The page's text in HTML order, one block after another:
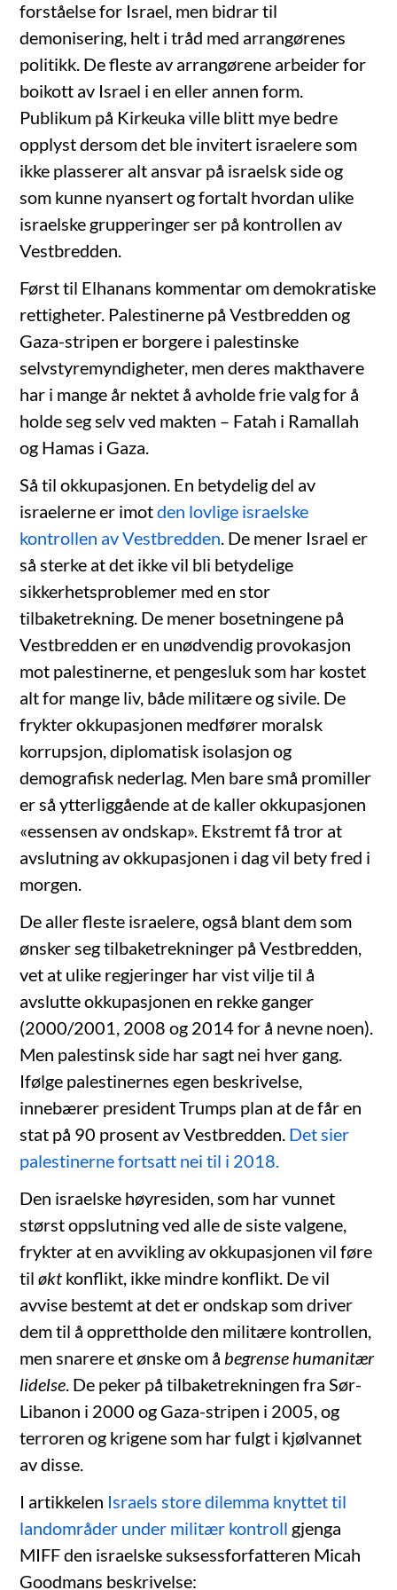
forståelse for Israel, men bidrar til
demonisering, helt i tråd med arrangørenes
politikk. De fleste av arrangørene arbeider for
boikott av Israel i en eller annen form.
Publikum på Kirkeuka ville blitt mye bedre
opplyst dersom det ble invitert israelere som
ikke plasserer alt ansvar på israelsk side og
som kunne nyansert og fortalt hvordan ulike
israelske grupperinger ser på kontrollen av
Vestbredden.
Først til Elhanans kommentar om demokratiske
rettigheter. Palestinerne på Vestbredden og
Gaza-stripen er borgere i palestinske
selvstyremyndigheter, men deres makthavere
har i mange år nektet å avholde frie valg for å
holde seg selv ved makten – Fatah i Ramallah
og Hamas i Gaza.
Så til okkupasjonen. En betydelig del av
israelerne er imotden lovlige israelske
kontrollen av Vestbredden. De mener Israel er
så sterke at det ikke vil bli betydelige
sikkerhetsproblemer med en stor
tilbaketrekning. De mener bosetningene på
Vestbredden er en unødvendig provokasjon
mot palestinerne, et pengesluk som har kostet
alt for mange liv, både militære og sivile. De
frykter okkupasjonen medfører moralsk
korrupsjon, diplomatisk isolasjon og
demografisk nederlag. Men bare små promiller
er så ytterliggående at de kaller okkupasjonen
«essensen av ondskap». Ekstremt få tror at
avslutning av okkupasjonen i dag vil bety fred i
morgen.
De aller fleste israelere, også blant dem som
ønsker seg tilbaketrekninger på Vestbredden,
vet at ulike regjeringer har vist vilje til å
avslutte okkupasjonen en rekke ganger
(2000/2001, 2008 og 2014 for å nevne noen).
Men palestinsk side har sagt nei hver gang.
Ifølge palestinernes egen beskrivelse,
innebærer president Trumps plan at de får en
stat på 90 prosent av Vestbredden. Det sier
palestinerne fortsatt nei til i 2018.
Den israelske høyresiden, som har vunnet
størst oppslutning ved alle de siste valgene,
frykter at en avvikling av okkupasjonen vil føre
tiløkt konflikt, ikke mindre konflikt. De vil
avvise bestemt at det er ondskap som driver
dem til å opprettholde den militære kontrollen,
men snarere et ønske om å begrense humanitær
lidelse. De peker på tilbaketrekningen fra Sør-
Libanon i 2000 og Gaza-stripen i 2005, og
terroren og krigene som har fulgt i kjølvannet
av disse.
I artikkelen Israels store dilemma knyttet til
landområder under militær kontroll gjenga
MIFF den israelske suksessforfatteren Micah
Goodmans beskrivelse: